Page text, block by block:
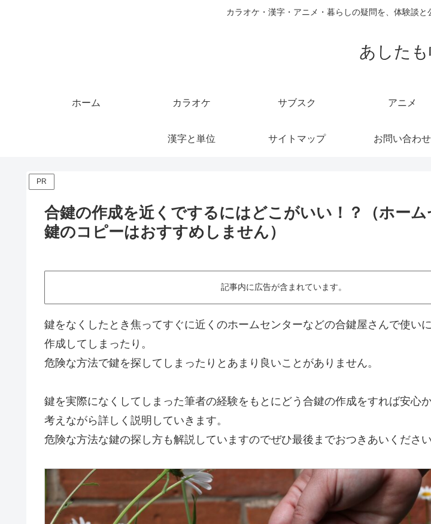
カラオケ・漢字・アニメ・暮らしの疑問を、体験談
あした
ホーム カラオケ サブスク アニメ
漢字と単位 サイトマップ お問い合わせ
PR
合鍵の作成を近くでするにはどこがいい！？（ホー
鍵のコピーはおすすめしません）
記事内に広告が含まれています。
鍵をなくしたとき焦ってすぐに近くのホームセンターなどの合鍵屋さんで使い
作成してし まったり。
危険な方法で鍵を探してしまったりとあまり良いことがありません。
鍵を実際になくしてしまった筆者の経験をもとにどう合鍵の作成をすれば安心
考えながら詳しく説明していきます。
危険な方法な鍵の探し方も解説していますのでぜひ最後までおつきあいください